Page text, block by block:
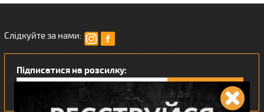
Слідкуйте за нами:
Підписатися на розсилку: